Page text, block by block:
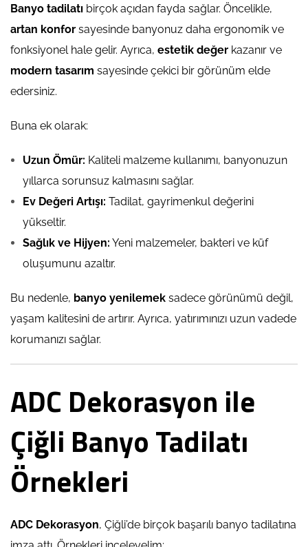
Banyo tadilatı birçok açıdan fayda sağlar. Öncelikle,
artan konfor sayesinde banyonuz daha ergonomik ve
fonksiyonel hale gelir. Ayrıca, estetik değer kazanır ve
modern tasarım sayesinde çekici bir görünüm elde
edersiniz.
Buna ek olarak:
Uzun Ömür: Kaliteli malzeme kullanımı, banyonuzun
yıllarca sorunsuz kalmasını sağlar.
Ev Değeri Artışı: Tadilat, gayrimenkul değerini
yükseltir.
Sağlık ve Hijyen: Yeni malzemeler, bakteri ve küf
oluşumunu azaltır.
Bu nedenle, banyo yenilemek sadece görünümü değil,
yaşam kalitesini de artırır. Ayrıca, yatırımınızı uzun vadede
korumanızı sağlar.
ADC Dekorasyon ile
Çiğli Banyo Tadilatı
Örnekleri
ADC Dekorasyon, Çiğli’de birçok başarılı banyo tadilatına